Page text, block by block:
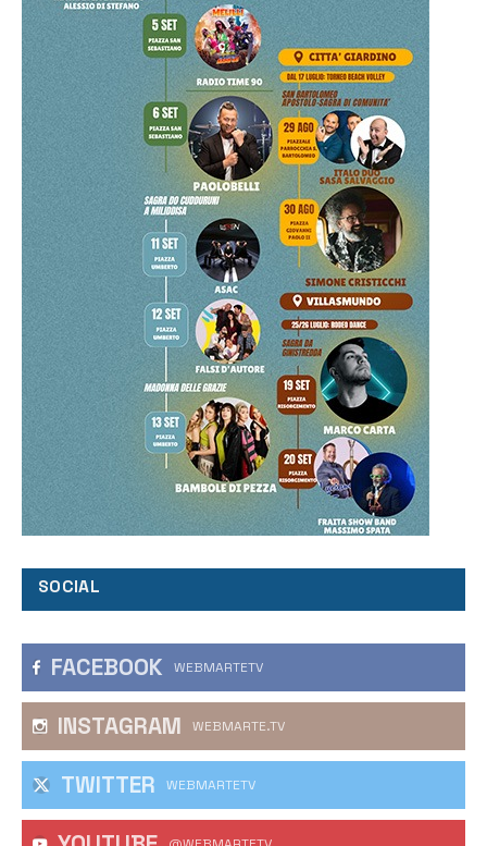
SOCIAL
FACEBOOK WEBMARTETV
INSTAGRAM WEBMARTE.TV
TWITTER WEBMARTETV